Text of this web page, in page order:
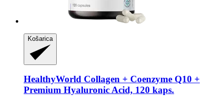
Košarica
HealthyWorld Collagen + Coenzyme Q10 +
Premium Hyaluronic Acid, 120 kaps.